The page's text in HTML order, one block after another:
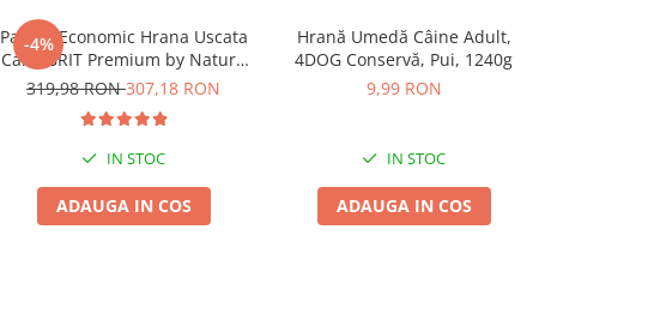
-4%
Pachet Economic Hrana Uscata
Caini BRIT Premium by Nature
Medium Adult 2x15kg
319,98 RON307,18 RON
IN STOC
ADAUGA IN COS
Hrană Umedă Câine Adult,
4DOG Conservă, Pui, 1240g
9,99 RON
IN STOC
ADAUGA IN COS